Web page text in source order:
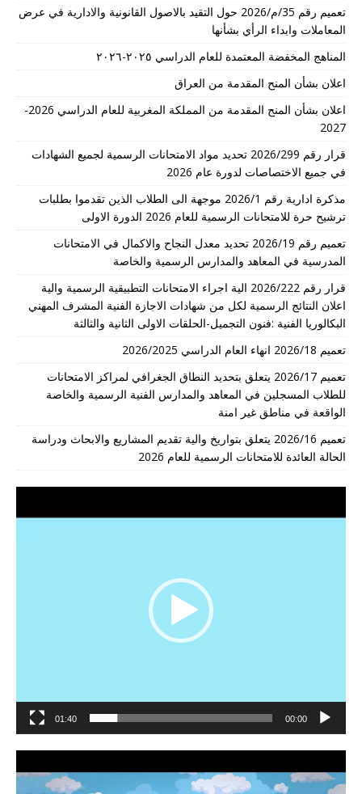
تعميم رقم 35/م/2026 حول التقيد بالاصول القانونية والادارية في عرض
المعاملات وابداء الرأي بشأنها
المناهج المخفضة المعتمدة للعام الدراسي ٢٠٢٥-٢٠٢٦
اعلان بشأن المنح المقدمة من العراق
اعلان بشأن المنح المقدمة من المملكة المغربية للعام الدراسي 2026-
2027
قرار رقم 2026/299 تحديد مواد الامتحانات الرسمية لجميع الشهادات
في جميع الاختصاصات لدورة عام 2026
مذكرة ادارية رقم 2026/1 موجهة الى الطلاب الذين تقدموا بطلبات
ترشيح حرة للامتحانات الرسمية للعام 2026 الدورة الاولى
تعميم رقم 2026/19 تحديد معدل النجاح والاكمال في الامتحانات
المدرسية في المعاهد والمدارس الرسمية والخاصة
قرار رقم 2026/222 الية اجراء الامتحانات التطبيقية الرسمية والية
اعلان النتائج الرسمية لكل من شهادات الاجازة الفنية المشرف المهني
البكالوريا الفنية :فنون التجميل-الحلقات الاولى الثانية والثالثة
تعميم 2026/18 انهاء العام الدراسي 2026/2025
تعميم 2026/17 يتعلق بتحديد النطاق الجغرافي لمراكز الامتحانات
للطلاب المسجلين في المعاهد والمدارس الفنية الرسمية والخاصة
الواقعة في مناطق غير امنة
تعميم 2026/16 يتعلق بتواريخ والية تقديم المشاريع والابحاث ودراسة
الحالة العائدة للامتحانات الرسمية للعام 2026
00:00
01:40
الفيديو